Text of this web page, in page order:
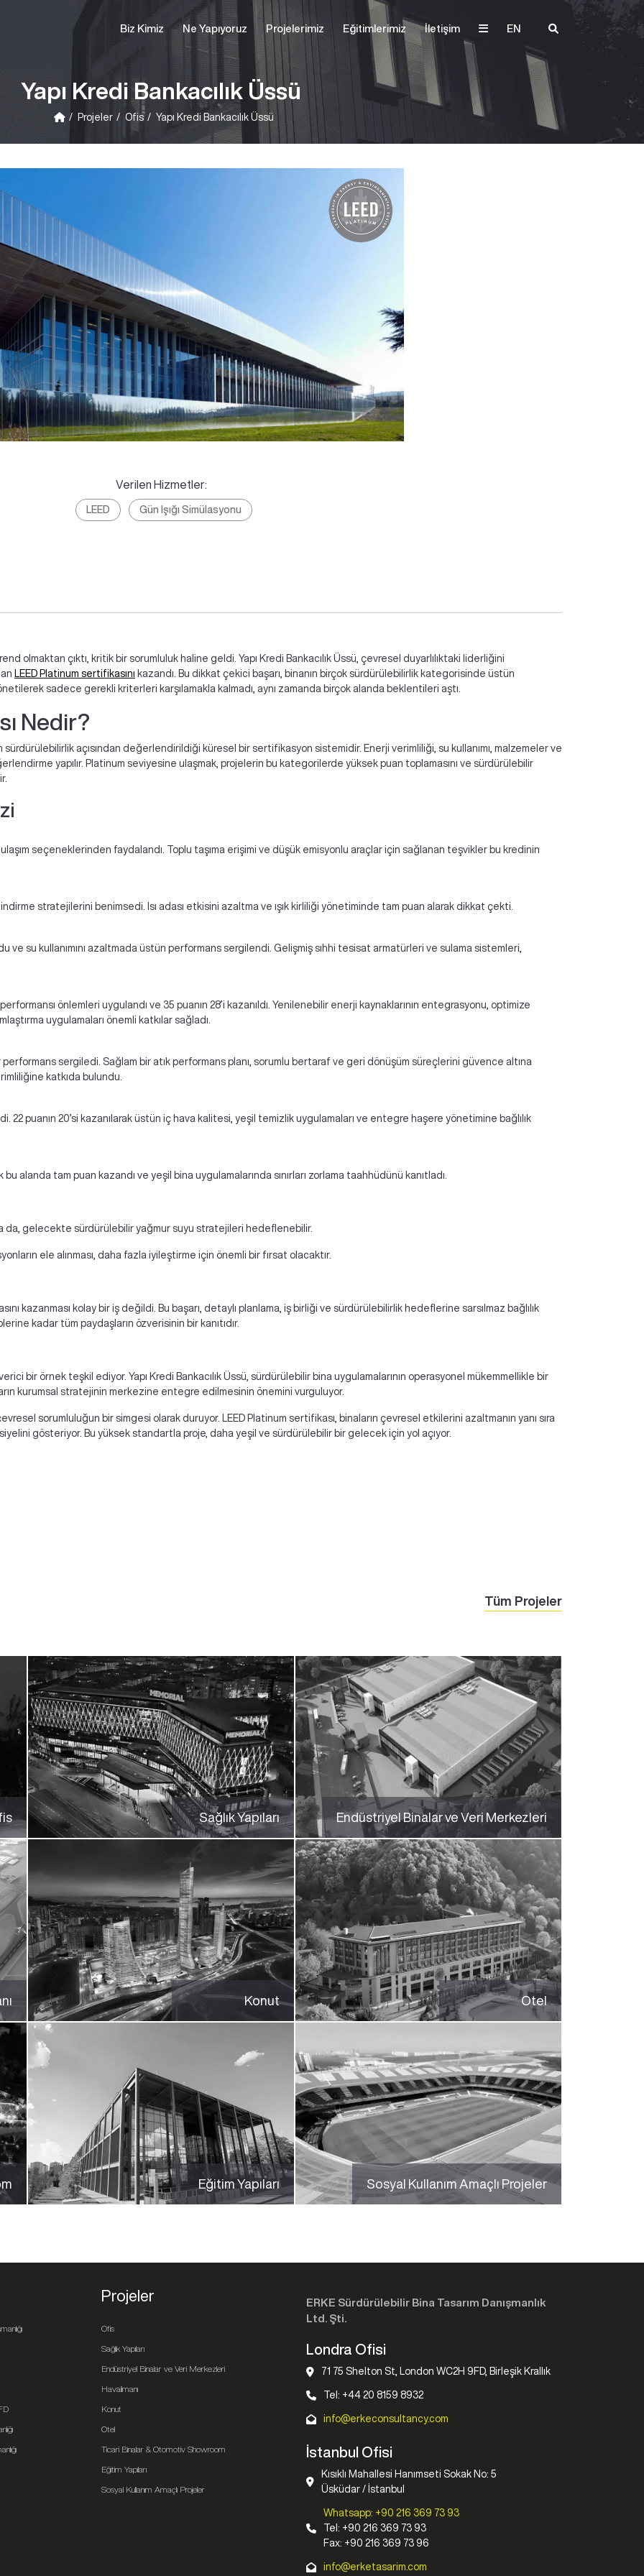
Biz Kimiz Ne Yapıyoruz Projelerimiz Eğitimlerimiz İletişim EN
Yapı Kredi Bankacılık Üssü
Projeler Ofis Yapı Kredi Bankacılık Üssü
Verilen Hizmetler:
LEED Gün Işığı Simülasyonu
olmaktan çıktı, kritik bir sorumluluk haline geldi. Yapı Kredi Bankacılık Üssü, çevresel duyarlılıktaki liderliğini
LEED Platinum sertifikasını kazandı. Bu dikkat çekici başarı, binanın birçok sürdürülebilirlik kategorisinde üstün
sadece gerekli kriterleri karşılamakla kalmadı, aynı zamanda birçok alanda beklentileri aştı.
Nedir?
sürdürülebilirlik açısından değerlendirildiği küresel bir sertifikasyon sistemidir. Enerji verimliliği, su kullanımı, malzemeler ve
yapılır. Platinum seviyesine ulaşmak, projelerin bu kategorilerde yüksek puan toplamasını ve sürdürülebilir
seçeneklerinden faydalandı. Toplu taşıma erişimi ve düşük emisyonlu araçlar için sağlanan teşvikler bu kredinin
stratejilerini benimsedi. Isı adası etkisini azaltma ve ışık kirliliği yönetiminde tam puan alarak dikkat çekti.
ve su kullanımını azaltmada üstün performans sergilendi. Gelişmiş sıhhi tesisat armatürleri ve sulama sistemleri,
önlemleri uygulandı ve 35 puanın 28’i kazanıldı. Yenilenebilir enerji kaynaklarının entegrasyonu, optimize
uygulamaları önemli katkılar sağladı.
performans sergiledi. Sağlam bir atık performans planı, sorumlu bertaraf ve geri dönüşüm süreçlerini güvence altına
katkıda bulundu.
22 puanın 20’si kazanılarak üstün iç hava kalitesi, yeşil temizlik uygulamaları ve entegre haşere yönetimine bağlılık
alanda tam puan kazandı ve yeşil bina uygulamalarında sınırları zorlama taahhüdünü kanıtladı.
da, gelecekte sürdürülebilir yağmur suyu stratejileri hedeflenebilir.
ele alınması, daha fazla iyileştirme için önemli bir fırsat olacaktır.
kazanması kolay bir iş değildi. Bu başarı, detaylı planlama, iş birliği ve sürdürülebilirlik hedeflerine sarsılmaz bağlılık
kadar tüm paydaşların özverisinin bir kanıtıdır.
bir örnek teşkil ediyor. Yapı Kredi Bankacılık Üssü, sürdürülebilir bina uygulamalarının operasyonel mükemmellikle bir
kurumsal stratejinin merkezine entegre edilmesinin önemini vurguluyor.
sorumluluğun bir simgesi olarak duruyor. LEED Platinum sertifikası, binaların çevresel etkilerini azaltmanın yanı sıra
gösteriyor. Bu yüksek standartla proje, daha yeşil ve sürdürülebilir bir gelecek için yol açıyor.
Tüm Projeler
Sağlık Yapıları Endüstriyel Binalar ve Veri Merkezleri
Konut Otel
Eğitim Yapıları Sosyal Kullanım Amaçlı Projeler
Projeler
Ofis
Sağlık Yapıları
Endüstriyel Binalar ve Veri Merkezleri
Havalimanı
Konut
Otel
Ticari Binalar & Otomotiv Showroom
Eğitim Yapıları
Sosyal Kullanım Amaçlı Projeler
ERKE Sürdürülebilir Bina Tasarım Danışmanlık
Ltd. Şti.
Londra Ofisi
71 75 Shelton St, London WC2H 9FD, Birleşik Krallık
Tel: +44 20 8159 8932
info@erkeconsultancy.com
İstanbul Ofisi
Kısıklı Mahallesi Hanımseti Sokak No: 5
Üsküdar / İstanbul
Whatsapp: +90 216 369 73 93
Tel: +90 216 369 73 93
Fax: +90 216 369 73 96
info@erketasarim.com